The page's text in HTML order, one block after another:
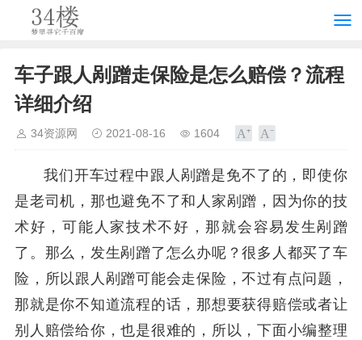
车子跟人剐蹭走保险是怎么赔偿？流程
详细介绍
34资源网 2021-08-16 1604
我们开车过程中跟人剐蹭是免不了的，即使你
是老司机，那也避免不了和人家剐蹭，因为你的技
术好，可能人家技术不好，那就会容易发生剐蹭
了。那么，发生剐蹭了怎么办呢？很多人都买了车
险，所以跟人剐蹭可能会走保险，不过有点问题，
那就是你不知道流程的话，那想要获得赔偿或者让
别人赔偿给你，也是很难的，所以，下面小编整理